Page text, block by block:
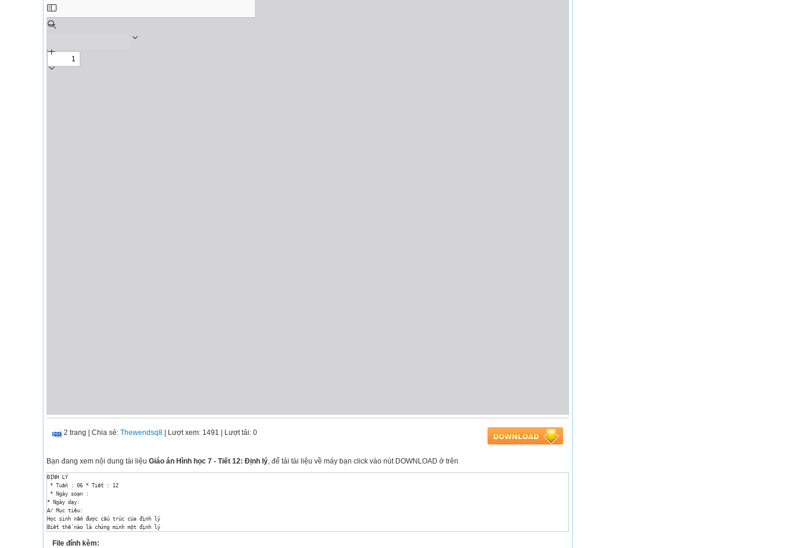
2 trang Chia sẻ: Thewendsq8 | Lượt xem: 1491 | Lượt tải: 0
Bạn đang xem nội dung tài liệu Giáo án Hình học 7 - Tiết 12: Định lý, để tải tài liệu về máy bạn click vào nút DOWNLOAD ở trên
ĐỊNH LÝ
* Tuần : 06 * Tiết : 12
* Ngày soạn :
* Ngày dạy:
A/ Mục tiêu:
Học sinh nắm được cấu trúc của định lý
Biết thế nào là chứng minh một định lý
Làm quen với mệnh đề logic: pÞq
File đính kèm: